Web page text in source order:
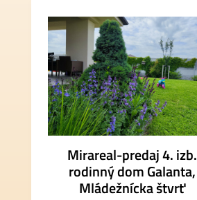
Mirareal-predaj 4. izb.
rodinný dom Galanta,
Mládežnícka štvrť